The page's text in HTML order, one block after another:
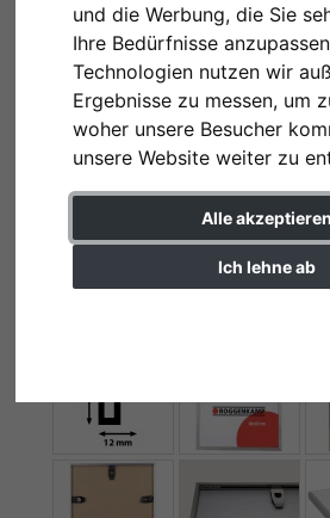
und die Werbung, die Sie
Ihre Bedürfnisse
Technologien nutzen wir
Ergebnisse zu messen, um
woher unsere Besucher
unsere Website weiter zu
Alle akzeptieren
Ich lehne ab